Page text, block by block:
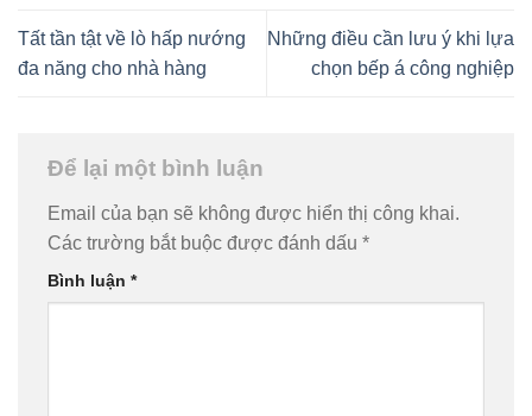
Tất tần tật về lò hấp nướng
đa năng cho nhà hàng
Những điều cần lưu ý khi lựa
chọn bếp á công nghiệp
Để lại một bình luận
Email của bạn sẽ không được hiển thị công khai.
Các trường bắt buộc được đánh dấu *
Bình luận *